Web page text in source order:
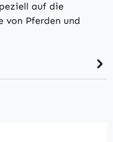
auf die
von Pferden und